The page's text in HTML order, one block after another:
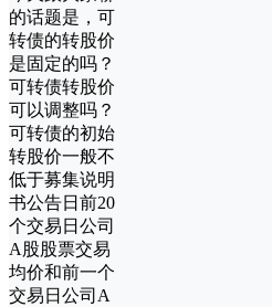
的话题是，可
转债的转股价
是固定的吗？
可转债转股价
可以调整吗？
可转债的初始
转股价一般不
低于募集说明
书公告日前20
个交易日公司
A股股票交易
均价和前一个
交易日公司A